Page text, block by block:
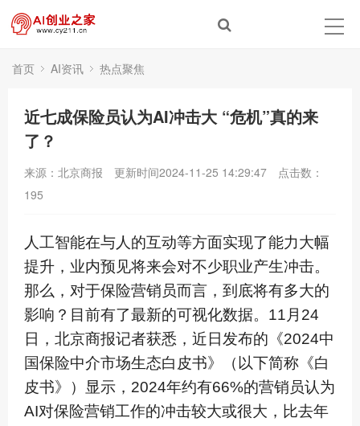
首页 AI资讯 热点聚焦
近七成保险员认为AI冲击大 “危机”真的来
了？
来源：北京商报 更新时间2024-11-25 14:29:47
点击数：
195
人工智能在与人的互动等方面实现了能力大幅
提升，业内预见将来会对不少职业产生冲击。
那么，对于保险营销员而言，到底将有多大的
影响？目前有了最新的可视化数据。11月24
日，北京商报记者获悉，近日发布的《2024中
国保险中介市场生态白皮书》（以下简称《白
皮书》）显示，2024年约有66%的营销员认为
AI对保险营销工作的冲击较大或很大，比去年